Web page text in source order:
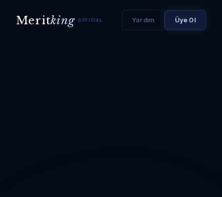
Meritking OFFICIAL Yardım Üye Ol